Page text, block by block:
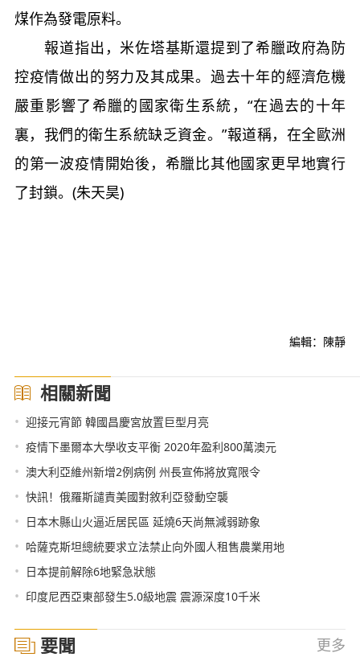
煤作為發電原料。
報道指出，米佐塔基斯還提到了希臘政府為防
控疫情做出的努力及其成果。過去十年的經濟危機
嚴重影響了希臘的國家衛生系統，“在過去的十年
裏，我們的衛生系統缺乏資金。”報道稱，在全歐洲
的第一波疫情開始後，希臘比其他國家更早地實行
了封鎖。(朱天昊)
編輯：陳靜
相關新聞
• 迎接元宵節 韓國昌慶宮放置巨型月亮
• 疫情下墨爾本大學收支平衡 2020年盈利800萬澳元
• 澳大利亞維州新增2例病例 州長宣佈將放寬限令
• 快訊！俄羅斯譴責美國對敘利亞發動空襲
• 日本木縣山火逼近居民區 延燒6天尚無減弱跡象
• 哈薩克斯坦總統要求立法禁止向外國人租售農業用地
• 日本提前解除6地緊急狀態
• 印度尼西亞東部發生5.0級地震 震源深度10千米
要聞 更多